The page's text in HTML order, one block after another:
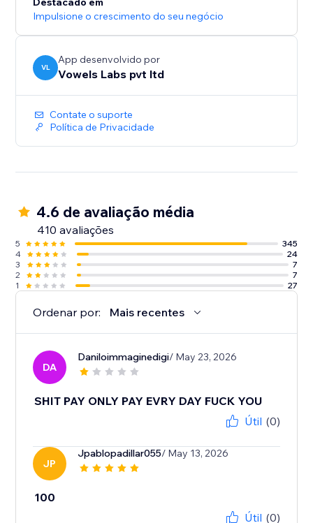
Impulsione o crescimento do seu negócio
VL
App desenvolvido por
Vowels Labs pvt ltd
Contate o suporte
Política de Privacidade
4.6 de avaliação média
410 avaliações
5
345
4
24
3
7
2
7
1
27
Ordenar por: Mais recentes
DA
Daniloimmaginedigi/ May 23, 2026
SHIT PAY ONLY PAY EVRY DAY FUCK YOU
Útil (0)
JP
Jpablopadillar055/ May 13, 2026
100
Útil (0)